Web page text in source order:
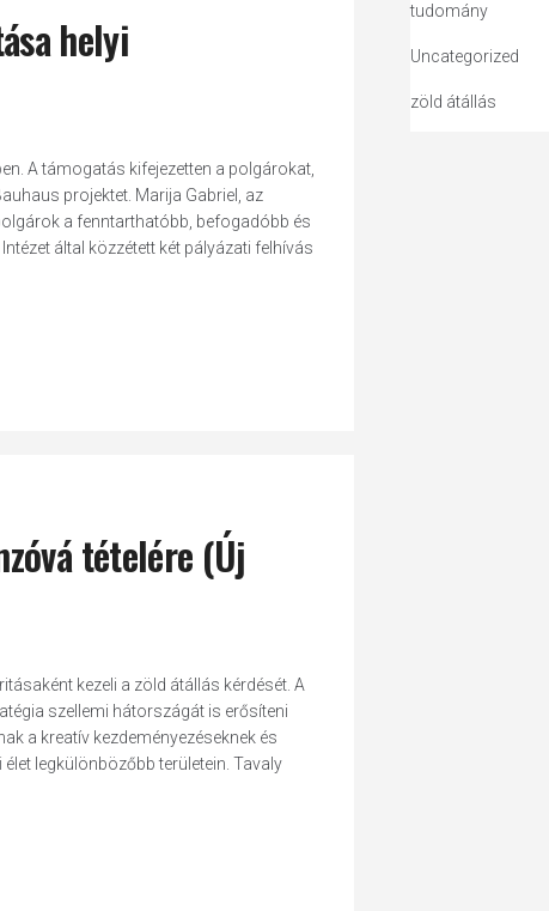
helyi
A támogatás kifejezetten a polgárokat,
projektet. Marija Gabriel, az
a fenntarthatóbb, befogadóbb és
által közzétett két pályázati felhívás
tételére (Új
kezeli a zöld átállás kérdését. A
szellemi hátországát is erősíteni
a kreatív kezdeményezéseknek és
legkülönbözőbb területein. Tavaly
tudomány
Uncategorized
zöld átállás